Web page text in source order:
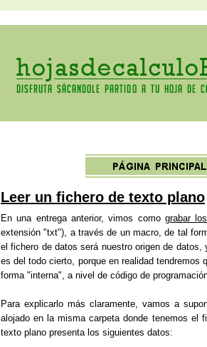
Leer un fichero de texto plano
En una entrega anterior, vimos como grabar
extensión "txt"), a través de un macro, de tal
el fichero de datos será nuestro origen de
es del todo cierto, porque en realidad
forma "interna", a nivel de código de
Para explicarlo más claramente, vamos a
alojado en la misma carpeta donde tenemos el
texto plano presenta los siguientes datos: